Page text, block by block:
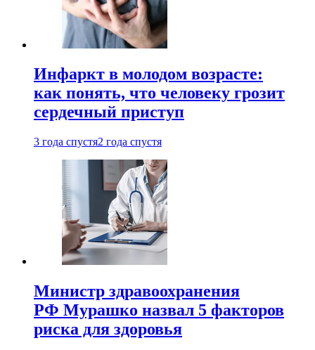
Инфаркт в молодом возрасте:
как понять, что человеку грозит
сердечный приступ
3 года спустя2 года спустя
Министр здравоохранения
РФ Мурашко назвал 5 факторов
риска для здоровья